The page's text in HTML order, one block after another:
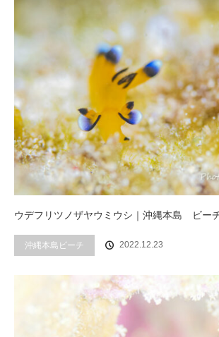
ウデフリツノザヤウミウシ｜沖縄本島 ビー
沖縄本島ビーチ 2022.12.23